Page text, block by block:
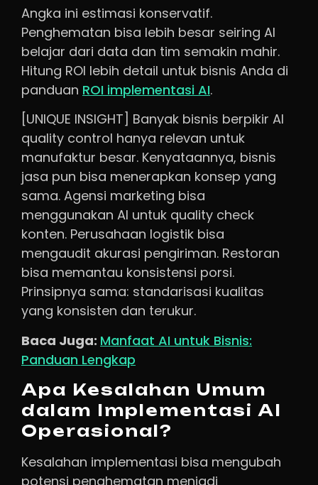
Angka ini estimasi konservatif.
Penghematan bisa lebih besar seiring AI
belajar dari data dan tim semakin mahir.
Hitung ROI lebih detail untuk bisnis Anda di
panduan ROI implementasi AI.
[UNIQUE INSIGHT] Banyak bisnis berpikir AI
quality control hanya relevan untuk
manufaktur besar. Kenyataannya, bisnis
jasa pun bisa menerapkan konsep yang
sama. Agensi marketing bisa
menggunakan AI untuk quality check
konten. Perusahaan logistik bisa
mengaudit akurasi pengiriman. Restoran
bisa memantau konsistensi porsi.
Prinsipnya sama: standarisasi kualitas
yang konsisten dan terukur.
Baca Juga: Manfaat AI untuk Bisnis:
Panduan Lengkap
Apa Kesalahan Umum
dalam Implementasi AI
Operasional?
Kesalahan implementasi bisa mengubah
potensi penghematan menjadi